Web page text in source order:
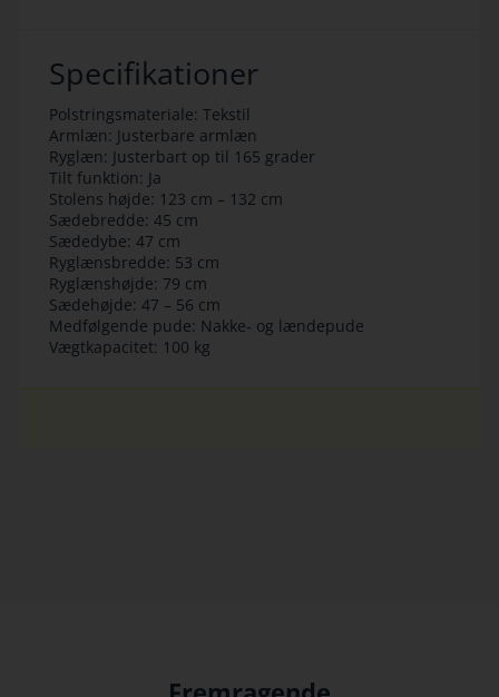
Specifikationer
Polstringsmateriale: Tekstil
Armlæn: Justerbare armlæn
Ryglæn: Justerbart op til 165 grader
Tilt funktion: Ja
Stolens højde: 123 cm – 132 cm
Sædebredde: 45 cm
Sædedybe: 47 cm
Ryglænsbredde: 53 cm
Ryglænshøjde: 79 cm
Sædehøjde: 47 – 56 cm
Medfølgende pude: Nakke- og lændepude
Vægtkapacitet: 100 kg